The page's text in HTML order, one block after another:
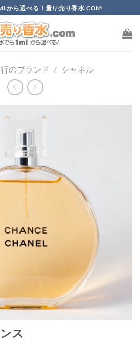
から選べる！量り売り香水.COM
のブランド / シャネル
ス